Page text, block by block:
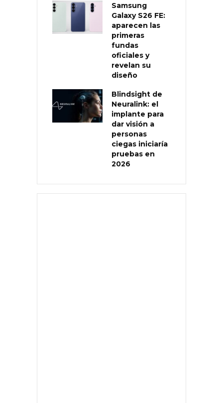
Samsung
Galaxy S26 FE:
aparecen las
primeras
fundas
oficiales y
revelan su
diseño
Blindsight de
Neuralink: el
implante para
dar visión a
personas
ciegas iniciaría
pruebas en
2026